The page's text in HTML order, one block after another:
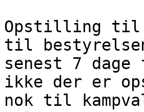
Opstilling
til
senest 7
ikke der er
nok til